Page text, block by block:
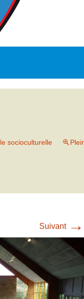
socioculturelle
Suivant →